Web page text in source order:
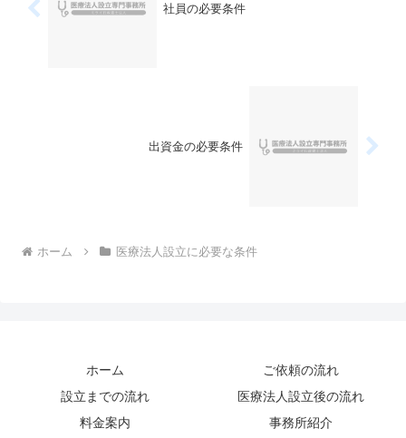
社員の必要条件
出資金の必要条件
ホーム 医療法人設立に必要な条件
ホーム
ご依頼の流れ
設立までの流れ
医療法人設立後の流れ
料金案内
事務所紹介